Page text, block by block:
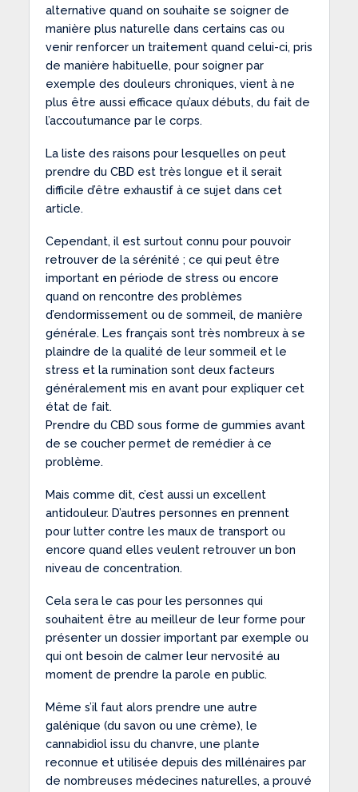
alternative quand on souhaite se soigner de
manière plus naturelle dans certains cas ou
venir renforcer un traitement quand celui-ci, pris
de manière habituelle, pour soigner par
exemple des douleurs chroniques, vient à ne
plus être aussi efficace qu’aux débuts, du fait de
l’accoutumance par le corps.
La liste des raisons pour lesquelles on peut
prendre du CBD est très longue et il serait
difficile d’être exhaustif à ce sujet dans cet
article.
Cependant, il est surtout connu pour pouvoir
retrouver de la sérénité ; ce qui peut être
important en période de stress ou encore
quand on rencontre des problèmes
d’endormissement ou de sommeil, de manière
générale. Les français sont très nombreux à se
plaindre de la qualité de leur sommeil et le
stress et la rumination sont deux facteurs
généralement mis en avant pour expliquer cet
état de fait.
Prendre du CBD sous forme de gummies avant
de se coucher permet de remédier à ce
problème.
Mais comme dit, c’est aussi un excellent
antidouleur. D’autres personnes en prennent
pour lutter contre les maux de transport ou
encore quand elles veulent retrouver un bon
niveau de concentration.
Cela sera le cas pour les personnes qui
souhaitent être au meilleur de leur forme pour
présenter un dossier important par exemple ou
qui ont besoin de calmer leur nervosité au
moment de prendre la parole en public.
Même s’il faut alors prendre une autre
galénique (du savon ou une crème), le
cannabidiol issu du chanvre, une plante
reconnue et utilisée depuis des millénaires par
de nombreuses médecines naturelles, a prouvé